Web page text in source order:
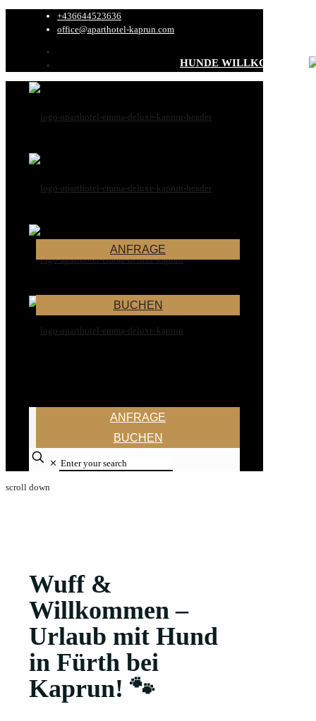
+436644523636
office@aparthotel-kaprun.com
ANFRAGE
BUCHEN
ANFRAGE
BUCHEN
HUNDE WILLKOMMEN
✕
scroll down
Wuff &
Willkommen –
Urlaub mit Hund
in Fürth bei
Kaprun! 🐾